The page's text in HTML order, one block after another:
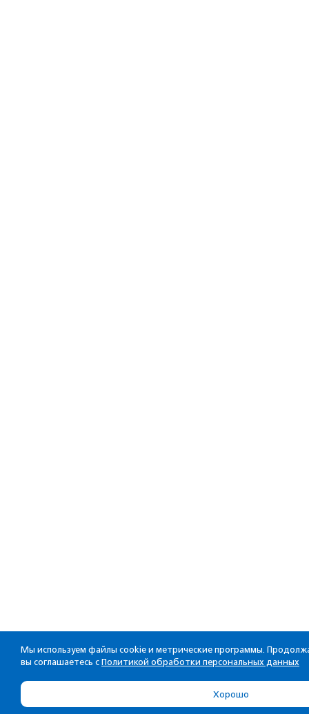
Мы используем файлы cookie и метрические программы.
вы соглашаетесь с Политикой обработки персональных данных
Хорошо